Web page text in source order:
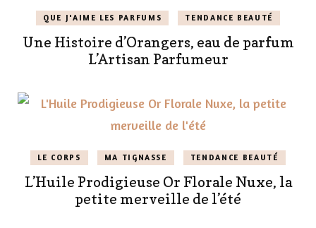
QUE J'AIME LES PARFUMS TENDANCE BEAUTÉ
Une Histoire d’Orangers, eau de parfum
L’Artisan Parfumeur
LE CORPS MA TIGNASSE TENDANCE BEAUTÉ
L’Huile Prodigieuse Or Florale Nuxe, la
petite merveille de l’été